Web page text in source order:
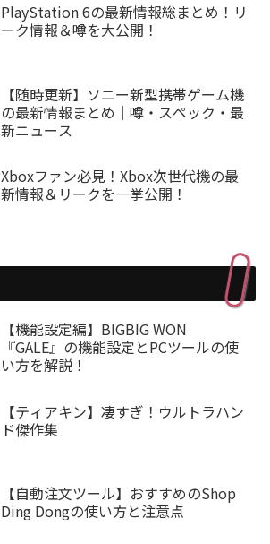
PlayStation 6の最新情報総まとめ！リ
ーク情報＆噂を大公開！
【随時更新】ソニー新型携帯ゲーム機
の最新情報まとめ｜噂・スペック・最
新ニュース
Xboxファン必見！Xbox次世代機の最
新情報＆リークを一挙公開！
【機能設定編】BIGBIG WON
『GALE』の機能設定とPCツールの使
い方を解説！
【ティアキン】凄すぎ！ウルトラハン
ド傑作集
【自動注文ツール】おすすめのShop
Ding Dongの使い方と注意点